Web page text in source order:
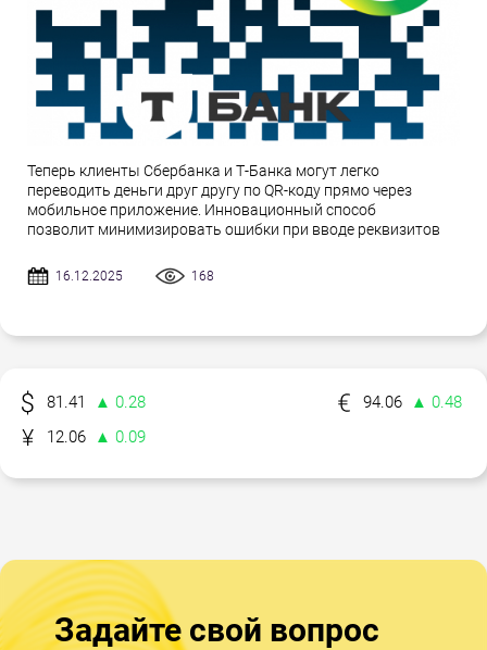
Теперь клиенты Сбербанка и Т-Банка могут легко
переводить деньги друг другу по QR-коду прямо через
мобильное приложение. Инновационный способ
позволит минимизировать ошибки при вводе реквизитов
16.12.2025 168
81.41 ▲ 0.28 94.06
▲ 0.48
12.06
▲ 0.09
Задайте свой вопрос